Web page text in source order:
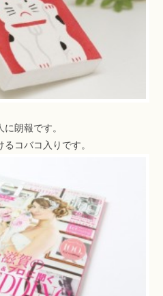
朗報です。
コバコ入りです。